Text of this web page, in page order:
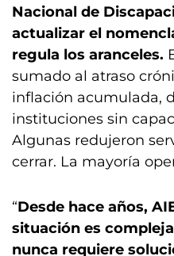
Nacional de
actualizar el
regula los aranceles.
sumado al atraso
inflación acumulada,
instituciones sin
Algunas redujeron
cerrar. La mayoría
“Desde hace años,
situación es
nunca requiere